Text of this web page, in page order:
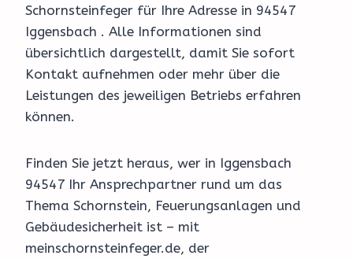
Schornsteinfeger für Ihre Adresse in 94547
Iggensbach . Alle Informationen sind
übersichtlich dargestellt, damit Sie sofort
Kontakt aufnehmen oder mehr über die
Leistungen des jeweiligen Betriebs erfahren
können.
Finden Sie jetzt heraus, wer in Iggensbach
94547 Ihr Ansprechpartner rund um das
Thema Schornstein, Feuerungsanlagen und
Gebäudesicherheit ist – mit
meinschornsteinfeger.de, der